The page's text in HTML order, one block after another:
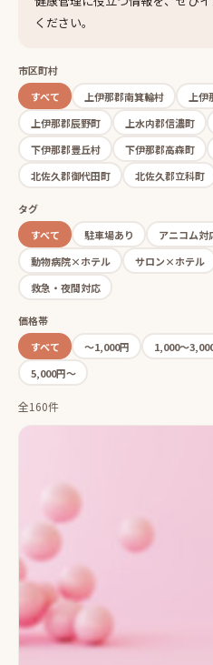
ください。
市区町村
すべて
上伊那郡南箕輪村 上
上伊那郡辰野町
上水内郡信濃町
下伊那郡豊丘村
下伊那郡高森町
北佐久郡御代田町
北佐久郡立科町
タグ
すべて
駐車場あり アニコム対
動物病院×ホテル
サロン×ホテル
救急・夜間対応
価格帯
すべて
〜1,000円 1,000〜
5,000円〜
全160件